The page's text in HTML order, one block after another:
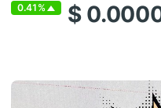
$
0.41%